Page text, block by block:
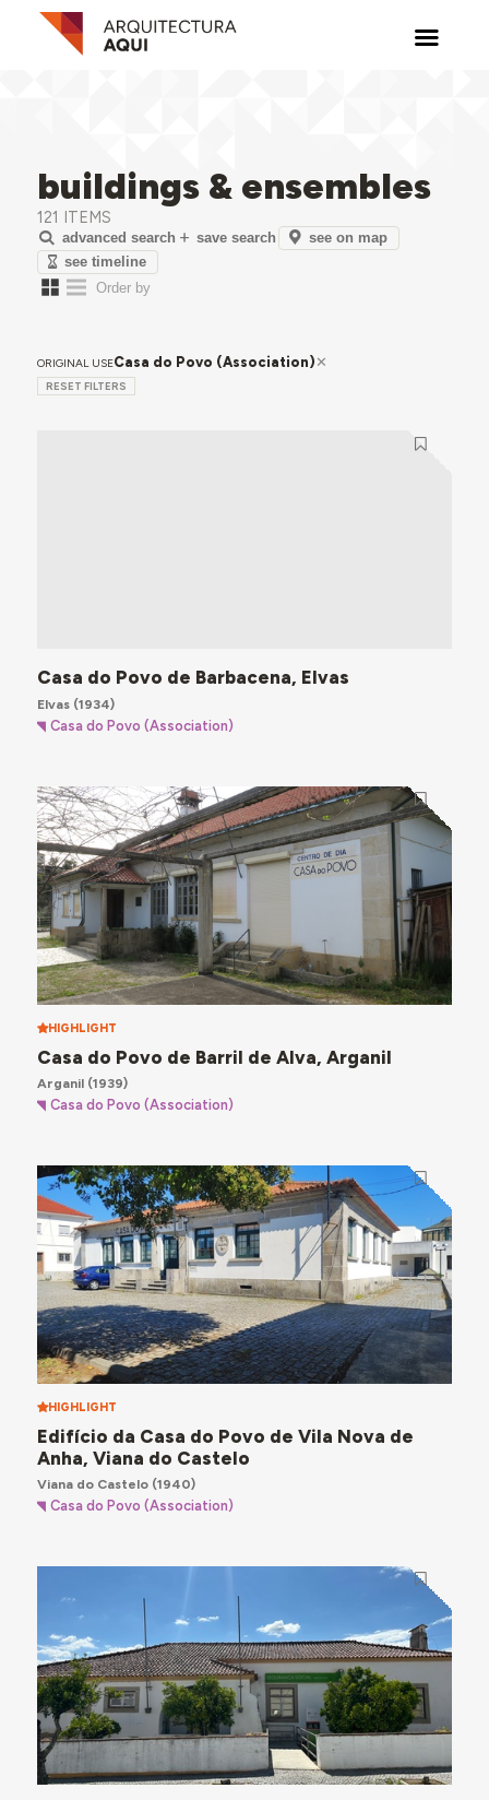
buildings & ensembles
121 ITEMS
advanced search save search
see on map
see timeline
ORIGINAL USECasa do Povo (Association)
RESET FILTERS
Casa do Povo de Barbacena, Elvas
Elvas(1934)
Casa do Povo (Association)
HIGHLIGHT
Casa do Povo de Barril de Alva, Arganil
Arganil(1939)
Casa do Povo (Association)
HIGHLIGHT
Edifício da Casa do Povo de Vila Nova de
Anha, Viana do Castelo
Viana do Castelo(1940)
Casa do Povo (Association)